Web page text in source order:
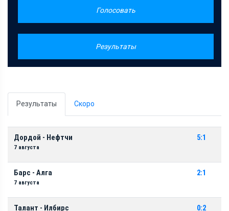
Голосовать
Результаты
Результаты Скоро
Дордой - Нефтчи
7 августа
5:1
Барс - Алга
7 августа
2:1
Талант - Илбирс 0:2